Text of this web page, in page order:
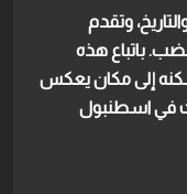
وتقدم
باتباع هذه
إلى مكان يعكس
في اسطنبول